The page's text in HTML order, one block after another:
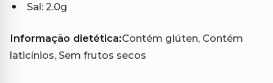
Sal: 2.0g
Informação dietética:Contém glúten, Contém
laticínios, Sem frutos secos